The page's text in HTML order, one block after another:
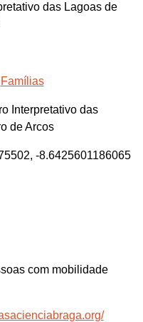
das Lagoas de
Famílias
Interpretativo das
de Arcos
-8.6425601186065
com mobilidade